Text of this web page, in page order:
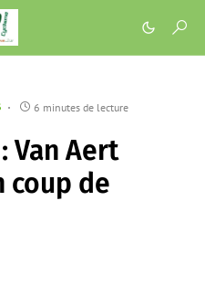
6 minutes de lecture
Van Aert
coup de